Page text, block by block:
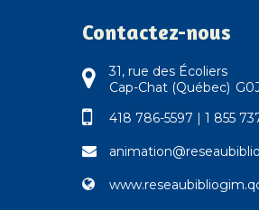
Contactez-nous
31, rue des Écoliers
Cap-Chat (Québec)
418 786-5597 | 1 855